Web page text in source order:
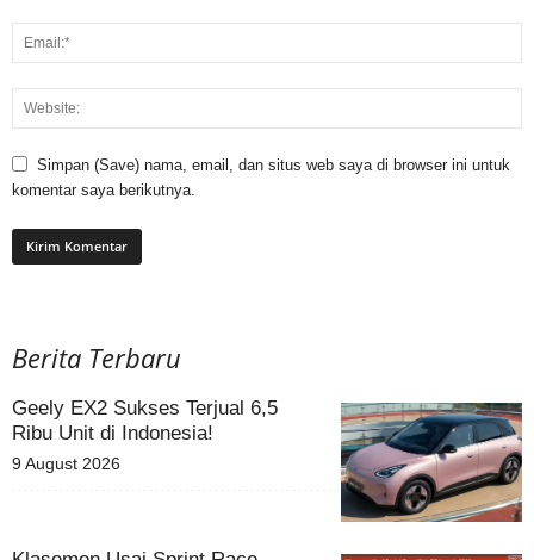
Simpan (Save) nama, email, dan situs web saya di browser ini untuk
komentar saya berikutnya.
Berita Terbaru
Geely EX2 Sukses Terjual 6,5
Ribu Unit di Indonesia!
9 August 2026